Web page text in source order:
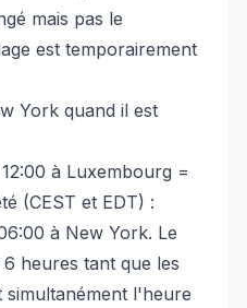
mais pas le
est temporairement
York quand il est
à Luxembourg =
(CEST et EDT) :
à New York. Le
heures tant que les
simultanément l'heure